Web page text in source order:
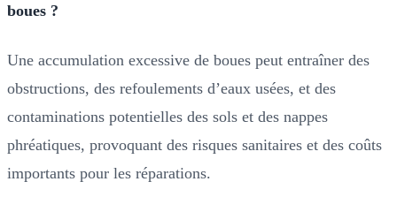
boues ?
Une accumulation excessive de boues peut entraîner des
obstructions, des refoulements d’eaux usées, et des
contaminations potentielles des sols et des nappes
phréatiques, provoquant des risques sanitaires et des coûts
importants pour les réparations.